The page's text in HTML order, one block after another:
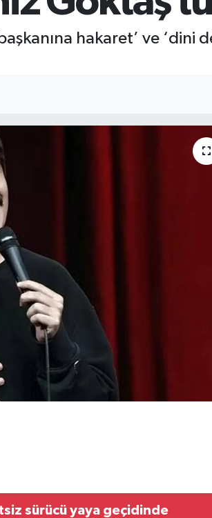
hakaret’ ve ‘dini
sürücü yaya geçidinde